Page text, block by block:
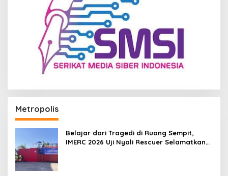
Metropolis
Belajar dari Tragedi di Ruang Sempit,
IMERC 2026 Uji Nyali Rescuer Selamatkan